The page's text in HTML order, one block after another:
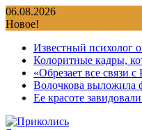
Перейти
к
06.08.2026
Новое!
Известный психолог
Колоритные кадры,
«Обрезает все связи
Волочкова выложила
Ее красоте